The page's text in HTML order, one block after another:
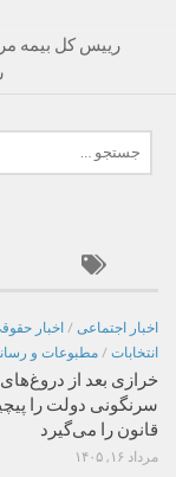
برای:
اخبار اجتماعی / اخبار
انتخابات / مطبوعات و
خرازی بعد از
سرنگونی دولت را
قانون را می‌گیرد
مرداد ۱۶, ۱۴۰۵